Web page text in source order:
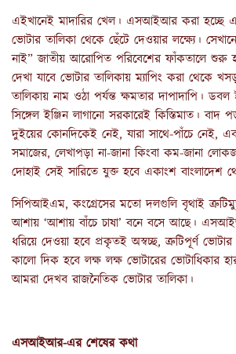
এইখানেই মাদারির খেল। এসআইআর করা হচ্ছে
ভোটার তালিকা থেকে ছেঁটে দেওয়ার লক্ষ্যে।
নাই” জাতীয় আরোপিত পরিবেশের ফাঁকতালে শুরু
দেখা যাবে ভোটার তালিকায় ম্যাপিং করা থেকে
তালিকায় নাম ওঠা পর্যন্ত ক্ষমতার দাপাদাপি।
সিঙ্গেল ইঞ্জিন লাগানো সরকারেই কিস্তিমাত। বাদ
দুইয়ের কোনদিকেই নেই, যারা সাথে-পাঁচে নেই,
সমাজের, লেখাপড়া না-জানা কিংবা কম-জানা
দোহাই সেই সারিতে যুক্ত হবে একাংশ বাংলাদেশ
সিপিআইএম, কংগ্রেসের মতো দলগুলি বৃথাই
আশায় ‘আশায় বাঁচে চাষা’ বনে বসে আছে।
ধরিয়ে দেওয়া হবে প্রকৃতই অস্বচ্ছ, ত্রুটিপূর্ণ
কালো দিক হবে লক্ষ লক্ষ ভোটারের ভোটাধিকার
আমরা দেখব রাজনৈতিক ভোটার তালিকা।
এসআইআর-এর শেষের কথা